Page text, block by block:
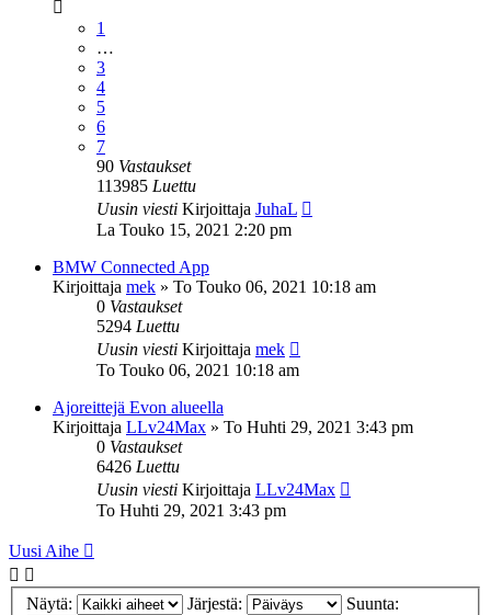
1
…
3
4
5
6
7
90 Vastaukset
113985 Luettu
Uusin viesti Kirjoittaja JuhaL
La Touko 15, 2021 2:20 pm
BMW Connected App
Kirjoittaja mek » To Touko 06, 2021 10:18 am
0 Vastaukset
5294 Luettu
Uusin viesti Kirjoittaja mek
To Touko 06, 2021 10:18 am
Ajoreittejä Evon alueella
Kirjoittaja LLv24Max » To Huhti 29, 2021 3:43 pm
0 Vastaukset
6426 Luettu
Uusin viesti Kirjoittaja LLv24Max
To Huhti 29, 2021 3:43 pm
Uusi Aihe
Näytä: Järjestä: Suunta: